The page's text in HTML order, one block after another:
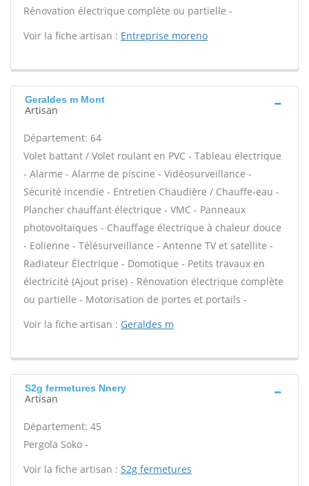
Rénovation électrique complète ou partielle -
Voir la fiche artisan : Entreprise moreno
Geraldes m Mont
Artisan
Département: 64
Volet battant / Volet roulant en PVC - Tableau électrique
- Alarme - Alarme de piscine - Vidéosurveillance -
Sécurité incendie - Entretien Chaudière / Chauffe-eau -
Plancher chauffant électrique - VMC - Panneaux
photovoltaïques - Chauffage électrique à chaleur douce
- Eolienne - Télésurveillance - Antenne TV et satellite -
Radiateur Électrique - Domotique - Petits travaux en
électricité (Ajout prise) - Rénovation électrique complète
ou partielle - Motorisation de portes et portails -
Voir la fiche artisan : Geraldes m
S2g fermetures Nnery
Artisan
Département: 45
Pergola Soko -
Voir la fiche artisan : S2g fermetures